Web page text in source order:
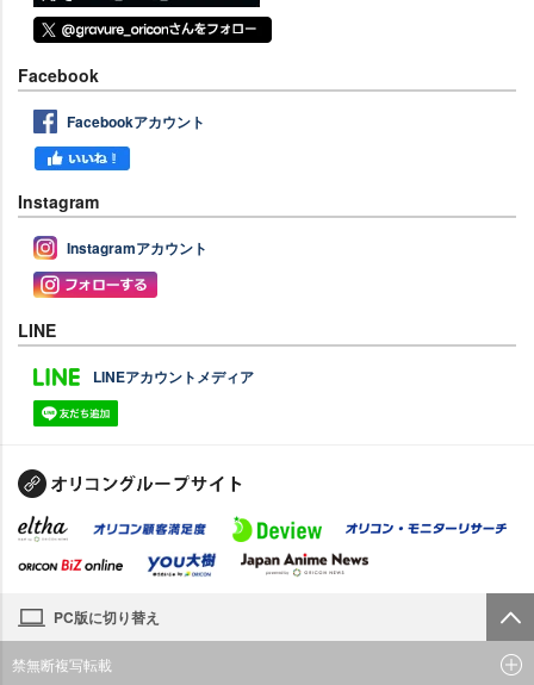
Facebook
Facebookアカウント
Instagram
Instagramアカウント
LINE
LINEアカウントメディア
PC版に切り替え
禁無断複写転載